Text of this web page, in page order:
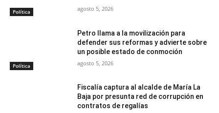
Política agosto 5, 2026
Política
Petro llama a la movilización para
defender sus reformas y advierte sobre
un posible estado de conmoción
agosto 5, 2026
Fiscalía captura al alcalde de María La
Baja por presunta red de corrupción en
contratos de regalías